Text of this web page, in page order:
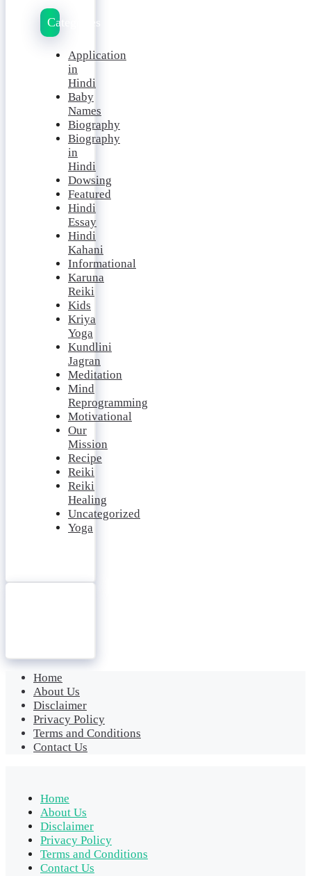
Categories
Application
in
Hindi
Baby
Names
Biography
Biography
in
Hindi
Dowsing
Featured
Hindi
Essay
Hindi
Kahani
Informational
Karuna
Reiki
Kids
Kriya
Yoga
Kundlini
Jagran
Meditation
Mind
Reprogramming
Motivational
Our
Mission
Recipe
Reiki
Reiki
Healing
Uncategorized
Yoga
Home
About Us
Disclaimer
Privacy Policy
Terms and Conditions
Contact Us
Home
About Us
Disclaimer
Privacy Policy
Terms and Conditions
Contact Us